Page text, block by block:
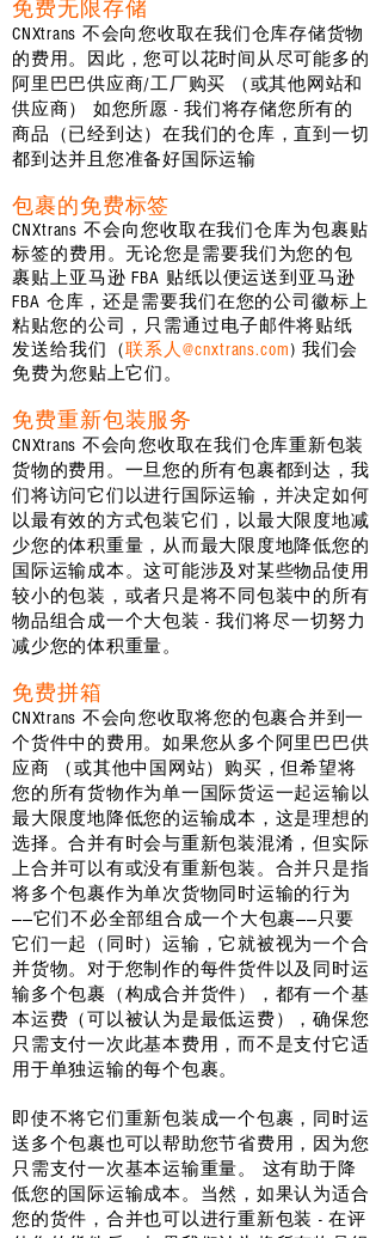
免费无限存储
CNXtrans 不会向您收取在我们仓库存储货物
的费用。因此，您可以花时间从尽可能多的
阿里巴巴供应商/工厂购买 （或其他网站和
供应商） 如您所愿 - 我们将存储您所有的
商品（已经到达）在我们的仓库，直到一切
都到达并且您准备好国际运输
包裹的免费标签
CNXtrans 不会向您收取在我们仓库为包裹贴
标签的费用。无论您是需要我们为您的包
裹贴上亚马逊 FBA 贴纸以便运送到亚马逊
FBA 仓库，还是需要我们在您的公司徽标上
粘贴您的公司，只需通过电子邮件将贴纸
发送给我们（联系人@cnxtrans.com) 我们会
免费为您贴上它们。
免费重新包装服务
CNXtrans 不会向您收取在我们仓库重新包装
货物的费用。一旦您的所有包裹都到达，我
们将访问它们以进行国际运输，并决定如何
以最有效的方式包装它们，以最大限度地减
少您的体积重量，从而最大限度地降低您的
国际运输成本。这可能涉及对某些物品使用
较小的包装，或者只是将不同包装中的所有
物品组合成一个大包装 - 我们将尽一切努力
减少您的体积重量。
免费拼箱
CNXtrans 不会向您收取将您的包裹合并到一
个货件中的费用。如果您从多个阿里巴巴供
应商 （或其他中国网站）购买，但希望将
您的所有货物作为单一国际货运一起运输以
最大限度地降低您的运输成本，这是理想的
选择。合并有时会与重新包装混淆，但实际
上合并可以有或没有重新包装。合并只是指
将多个包裹作为单次货物同时运输的行为
——它们不必全部组合成一个大包裹——只要
它们一起（同时）运输，它就被视为一个合
并货物。对于您制作的每件货件以及同时运
输多个包裹（构成合并货件），都有一个基
本运费（可以被认为是最低运费），确保您
只需支付一次此基本费用，而不是支付它适
用于单独运输的每个包裹。
即使不将它们重新包装成一个包裹，同时运
送多个包裹也可以帮助您节省费用，因为您
只需支付一次基本运输重量。 这有助于降
低您的国际运输成本。当然，如果认为适合
您的货件，合并也可以进行重新包装 - 在评